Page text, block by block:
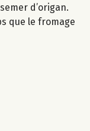
d’origan.
que le fromage